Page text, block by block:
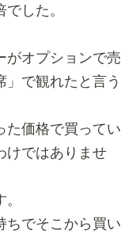
した。
がオプションで売
で観れたと言う
た価格で買ってい
けではありませ
ちでそこから買い